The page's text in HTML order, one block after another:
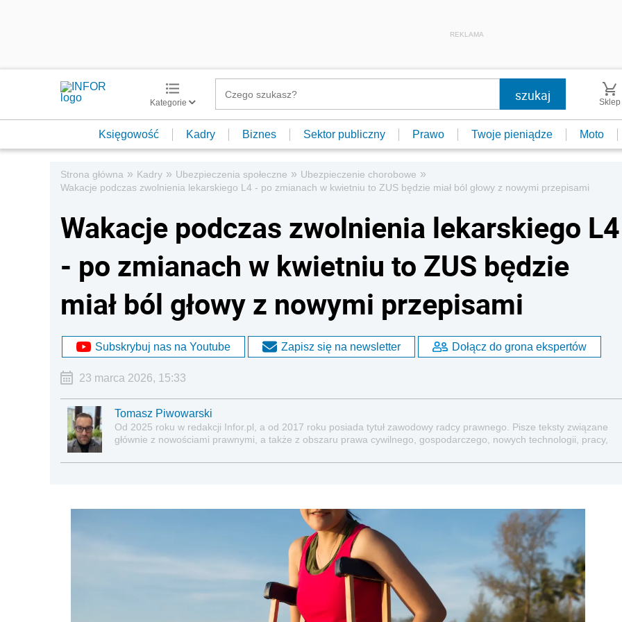
REKLAMA
Kategorie Sklep
Księgowość Kadry Biznes Sektor publiczny Prawo Twoje pieniądze Moto
Strona główna » Kadry » Ubezpieczenia społeczne » Ubezpieczenie chorobowe »
Wakacje podczas zwolnienia lekarskiego L4 - po zmianach w kwietniu to ZUS będzie miał ból głowy z nowymi przepisami
Wakacje podczas zwolnienia lekarskiego L4
- po zmianach w kwietniu to ZUS będzie
miał ból głowy z nowymi przepisami
Subskrybuj nas na Youtube Zapisz się na newsletter Dołącz do grona ekspertów
23 marca 2026, 15:33
Tomasz Piwowarski
Od 2025 roku w redakcji Infor.pl, a od 2017 roku posiada tytuł zawodowy radcy prawnego. Pisze teksty związane
głównie z nowościami prawnymi, a także z obszaru prawa cywilnego, gospodarczego, nowych technologii, pracy,